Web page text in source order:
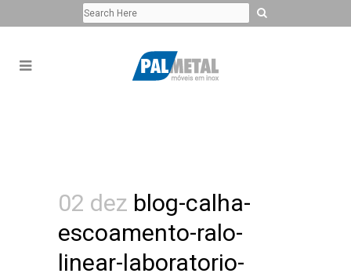
02 dez blog-calha-
escoamento-ralo-
linear-laboratorio-